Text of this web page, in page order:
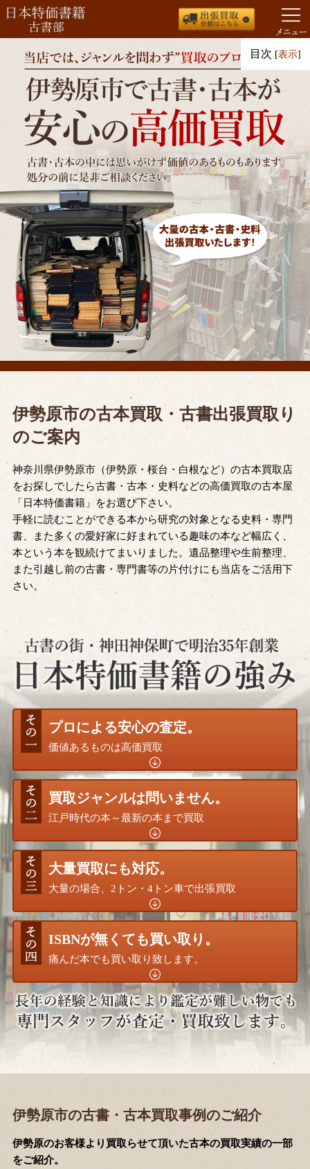
プ
目次 [表示]
伊勢原市の古本買取・古書出張買取り
のご案内
神奈川県伊勢原市（伊勢原・桜台・白根など）の古本買取店
をお探しでしたら古書・古本・史料などの高価買取の古本屋
「日本特価書籍」をお選び下さい。
手軽に読むことができる本から研究の対象となる史料・専門
書、また多くの愛好家に好まれている趣味の本など幅広く、
本という本を観続けてまいりました。遺品整理や生前整理、
また引越し前の古書・専門書等の片付けにも当店をご活用下
さい。
プロによる安心の査定。
価値あるものは高価買取
買取ジャンルは問いません。
江戸時代の本～最新の本まで買取
大量買取にも対応。
大量の場合、2トン・4トン車で出張買取
ISBNが無くても買い取り。
痛んだ本でも買い取り致します。
伊勢原市の古書・古本買取事例のご紹介
伊勢原のお客様より買取らせて頂いた古本の買取実績の一部
をご紹介。